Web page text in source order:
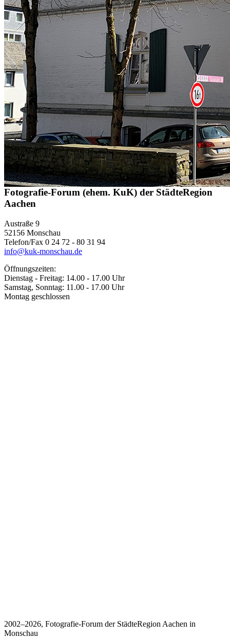
Fotografie-Forum (ehem. KuK) der StädteRegion
Aachen
Austraße 9
52156 Monschau
Telefon/Fax 0 24 72 - 80 31 94
info@kuk-monschau.de
Öffnungszeiten:
Dienstag - Freitag: 14.00 - 17.00 Uhr
Samstag, Sonntag: 11.00 - 17.00 Uhr
Montag geschlossen
2002–2026, Fotografie-Forum der StädteRegion Aachen in
Monschau